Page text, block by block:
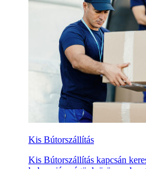
Kis Bútorszállítás
Kis Bútorszállítás kapcsán